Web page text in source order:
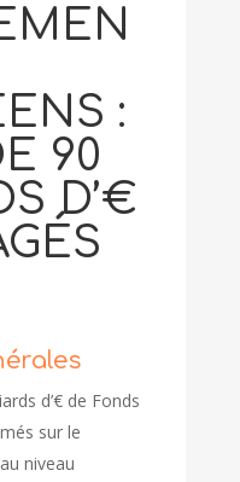
:
90
D’€
d’€ de Fonds
sur le
niveau